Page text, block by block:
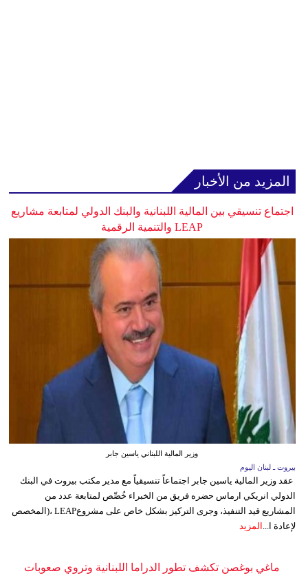
المزيد من الأخبار
اجتماع تنسيقي بين المالية اللبنانية والبنك الدولي لمتابعة مشاريع
LEAP والتنمية الرقمية
وزير المالية اللبناني ياسين جابر
بيروت ـ لبنان اليوم
عقد وزير المالية ياسين جابر اجتماعاً تنسيقياً مع مدير مكتب بيروت في البنك
الدولي انريكي ارماس حضره فريق من الخبراء خُصِّص لمتابعة عدد من
المشاريع قيد التنفيذ، وجرى التركيز بشكل خاص على مشروعLEAP ،(المخصص
لإعادة ا...
المزيد
ماغي بوغصن تكشف تطور الدراما اللبنانية وتروي صعوبات